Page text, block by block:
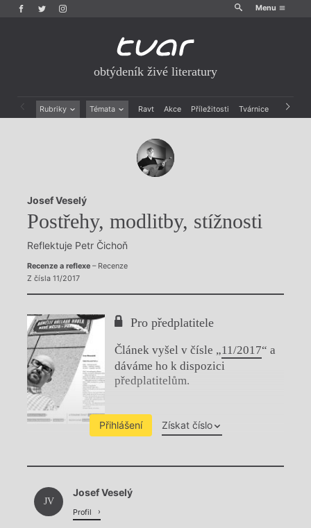
Menu
obtýdeník živé literatury
Rubriky Témata Ravt Akce Příležitosti Tvárnice Archiv
Rozhovory
Dokument
Výroční ceny
Josef Veselý
Postřehy, modlitby, stížnosti
Reflektuje Petr Čichoň
Recenze a reflexe– Recenze
Z čísla 11/2017
Pro předplatitele
Článek vyšel v čísle „11/2017“ a
dáváme ho k dispozici
předplatitelům.
Přihlášení Získat číslo
Chviličku.
Načítá se.
JV
Josef Veselý
Profil